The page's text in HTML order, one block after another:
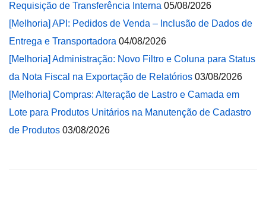
Requisição de Transferência Interna 05/08/2026
[Melhoria] API: Pedidos de Venda – Inclusão de Dados de
Entrega e Transportadora 04/08/2026
[Melhoria] Administração: Novo Filtro e Coluna para Status
da Nota Fiscal na Exportação de Relatórios 03/08/2026
[Melhoria] Compras: Alteração de Lastro e Camada em
Lote para Produtos Unitários na Manutenção de Cadastro
de Produtos 03/08/2026